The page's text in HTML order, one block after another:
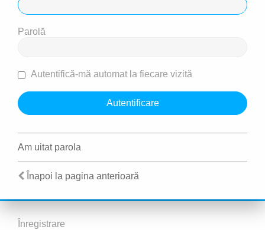
Parolă
Autentifică-mă automat la fiecare vizită
Am uitat parola
Înapoi la pagina anterioară
Înregistrare